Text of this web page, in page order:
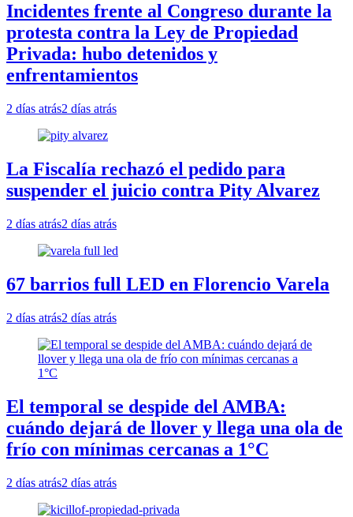
Incidentes frente al Congreso durante la
protesta contra la Ley de Propiedad
Privada: hubo detenidos y
enfrentamientos
2 días atrás2 días atrás
La Fiscalía rechazó el pedido para
suspender el juicio contra Pity Alvarez
2 días atrás2 días atrás
67 barrios full LED en Florencio Varela
2 días atrás2 días atrás
El temporal se despide del AMBA:
cuándo dejará de llover y llega una ola de
frío con mínimas cercanas a 1°C
2 días atrás2 días atrás